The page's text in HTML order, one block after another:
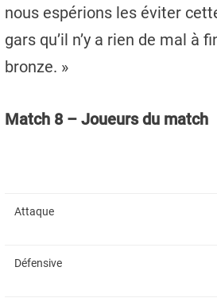
nous espérions les éviter
gars qu’il n’y a rien de mal
bronze. »
Match 8 – Joueurs du match
Attaque
Défensive